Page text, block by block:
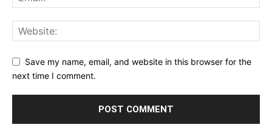
Save my name, email, and website in this browser for the
next time I comment.